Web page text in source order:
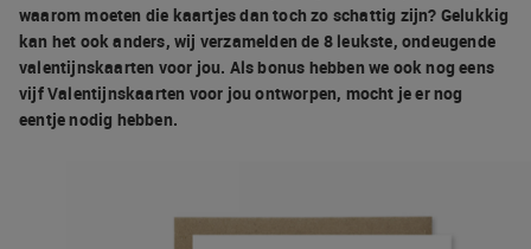
waarom moeten die kaartjes dan toch zo schattig zijn? Gelukkig
kan het ook anders, wij verzamelden de 8 leukste, ondeugende
valentijnskaarten voor jou. Als bonus hebben we ook nog eens
vijf Valentijnskaarten voor jou ontworpen, mocht je er nog
eentje nodig hebben.